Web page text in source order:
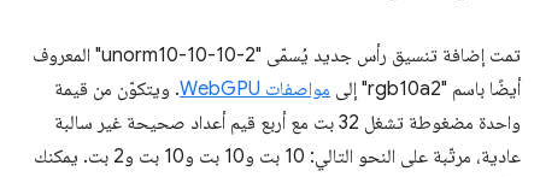
تمت إضافة تنسيق رأس جديد يُسمّى "unorm10-10-10-2" المعروف
أيضًا باسم "rgb10a2" إلى
مواصفات WebGPU
. ويتكوّن من قيمة
واحدة مضغوطة تشغل 32 بت مع أربع قيم أعداد صحيحة غير سالبة
عادية، مرتّبة على النحو التالي: 10 بت و10 بت و10 بت و2 بت. يمكنك